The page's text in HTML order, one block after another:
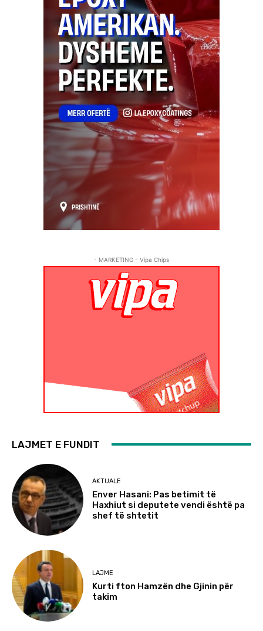
- MARKETING - Vipa Chips
LAJMET E FUNDIT
AKTUALE
Enver Hasani: Pas betimit të
Haxhiut si deputete vendi është pa
shef të shtetit
LAJME
Kurti fton Hamzën dhe Gjinin për
takim